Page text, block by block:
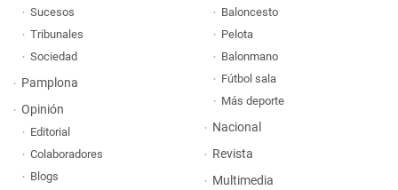
Sucesos
Tribunales
Sociedad
Pamplona
Opinión
Editorial
Colaboradores
Blogs
Baloncesto
Pelota
Balonmano
Fútbol sala
Más deporte
Nacional
Revista
Multimedia